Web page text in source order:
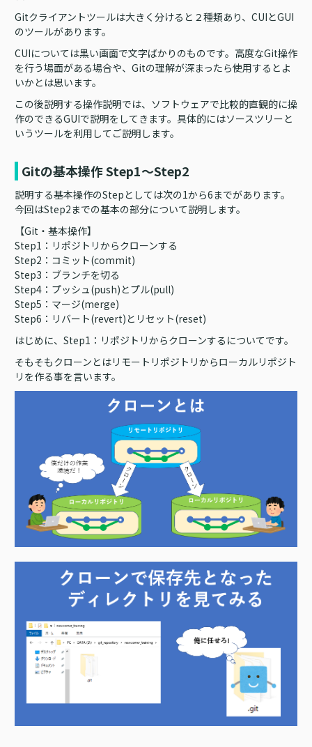
Gitクライアントツールは大きく分けると２種類あり、CUIとGUI
のツールがあります。
CUIについては黒い画面で文字ばかりのものです。高度なGit操作
を行う場面がある場合や、Gitの理解が深まったら使用するとよ
いかとは思います。
この後説明する操作説明では、ソフトウェアで比較的直観的に操
作のできるGUIで説明をしてきます。具体的にはソースツリーと
いうツールを利用してご説明します。
Gitの基本操作 Step1～Step2
説明する基本操作のStepとしては次の1から6までがあります。
今回はStep2までの基本の部分について説明します。
【Git・基本操作】
Step1：リポジトリからクローンする
Step2：コミット(commit)
Step3：ブランチを切る
Step4：プッシュ(push)とプル(pull)
Step5：マージ(merge)
Step6：リバート(revert)とリセット(reset)
はじめに、Step1：リポジトリからクローンするについてです。
そもそもクローンとはリモートリポジトリからローカルリポジト
リを作る事を言います。